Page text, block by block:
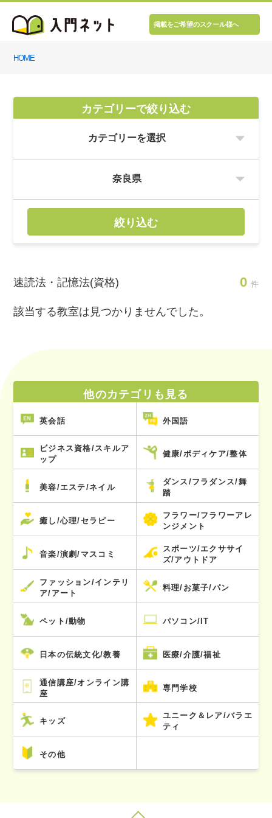
掲載をご希望のスクール様へ
HOME
カテゴリーで絞り込む
絞り込む
速読法・記憶法(資格) 0 件
該当する教室は見つかりませんでした。
他のカテゴリも見る
英会話 外国語
ビジネス資格/スキルア
ップ
健康/ボディケア/整体
美容/エステ/ネイル
ダンス/フラダンス/舞
踏
癒し/心理/セラピー
フラワー/フラワーアレ
ンジメント
音楽/演劇/マスコミ
スポーツ/エクササイ
ズ/アウトドア
ファッション/インテリ
ア/アート
料理/お菓子/パン
ペット/動物 パソコン/IT
日本の伝統文化/教養 医療/介護/福祉
通信講座/オンライン講
座
専門学校
キッズ
ユニーク＆レア/バラエ
ティ
その他